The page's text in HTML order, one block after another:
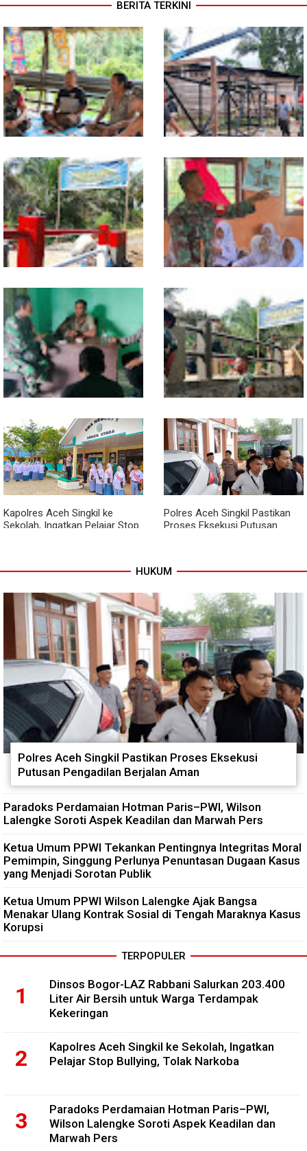
BERITA TERKINI
Warung Kopi Jadi Ruang
Komsos, Babinsa Ajak Warga
Jaga Keamanan Lingkungan
Program TNI AD Manunggal Air
Masuki Tahap Pendirian Tower
Polytank di Simpang Kiri
Sentuhan Akhir Jembatan
Garuda Dikebut, Kodim 0118
Optimistis Tepat Waktu
Babinsa Tanamkan Nilai
Pancasila dan Cinta Tanah Air
kepada Siswa SMP
Babinsa dan Bhabinkamtibmas
Kompak Gaungkan Gerakan
Kibarkan Merah Putih
Kodim 0118 Kebut Tahap Akhir
Jembatan Garuda, Pengecoran
Kepala Jembatan Terus
Berjalan
Kapolres Aceh Singkil ke
Sekolah, Ingatkan Pelajar Stop
Polres Aceh Singkil Pastikan
Proses Eksekusi Putusan
HUKUM
Polres Aceh Singkil Pastikan Proses Eksekusi
Putusan Pengadilan Berjalan Aman
Paradoks Perdamaian Hotman Paris–PWI, Wilson
Lalengke Soroti Aspek Keadilan dan Marwah Pers
Ketua Umum PPWI Tekankan Pentingnya Integritas Moral
Pemimpin, Singgung Perlunya Penuntasan Dugaan Kasus
yang Menjadi Sorotan Publik
Ketua Umum PPWI Wilson Lalengke Ajak Bangsa
Menakar Ulang Kontrak Sosial di Tengah Maraknya Kasus
Korupsi
TERPOPULER
Dinsos Bogor-LAZ Rabbani Salurkan 203.400
Liter Air Bersih untuk Warga Terdampak
Kekeringan
Kapolres Aceh Singkil ke Sekolah, Ingatkan
Pelajar Stop Bullying, Tolak Narkoba
Paradoks Perdamaian Hotman Paris–PWI,
Wilson Lalengke Soroti Aspek Keadilan dan
Marwah Pers